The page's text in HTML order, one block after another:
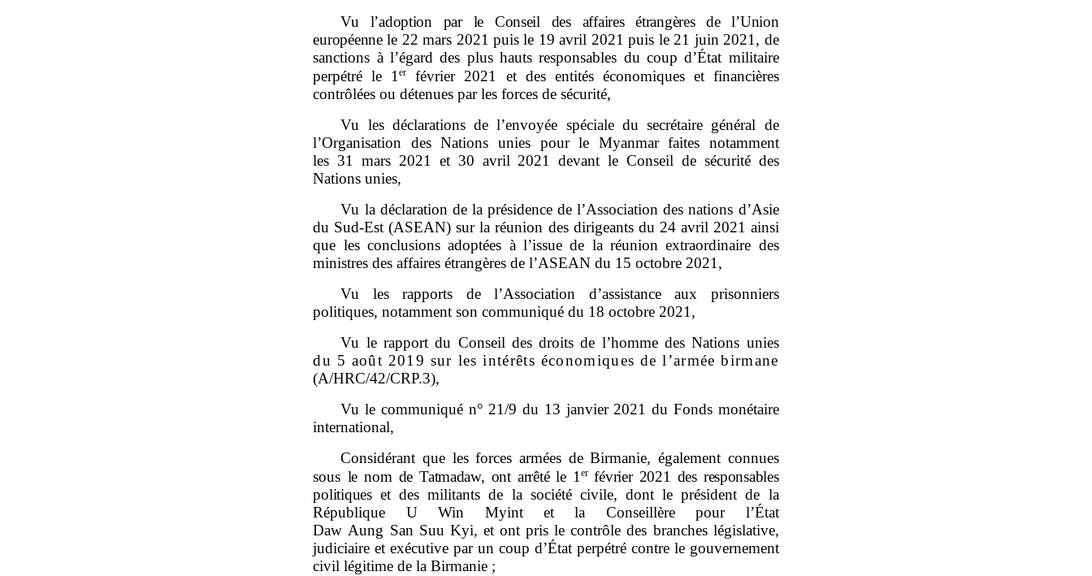
Vu l’adoption par le Conseil des affaires étrangères de l’Union
européennele 22 mars 2021 puis le 19 avril 2021 puis le 21 juin 2021, de
sanctions à l’égard des plus hauts responsables du coup d’État militaire
perpétré le 1er
février 2021 et des entités économiques et financières
contrôlées ou détenues par les forces de sécurité,
Vu les déclarations de l’envoyée spéciale du secrétaire général de
l’Organisation des Nations unies pour le Myanmar faites notamment
les 31 mars 2021 et 30 avril 2021 devant le Conseil de sécurité des
Nations unies,
Vu la déclaration de la présidence de l’Association des nations d’Asie
du Sud‑Est (ASEAN) sur la réunion des dirigeants du 24 avril 2021 ainsi
que les conclusions adoptées à l’issue de la réunion extraordinaire des
ministres des affaires étrangères de l’ASEAN du 15 octobre 2021,
Vu les rapports de l’Association d’assistance aux prisonniers
politiques, notamment son communiqué du 18 octobre 2021,
Vu le rapport du Conseil des droits de l’homme des Nations unies
du 5 août 2019 sur les intérêts économiques de l’armée birmane
(A/HRC/42/CRP.3),
Vu le communiqué n° 21/9 du 13 janvier 2021 du Fonds monétaire
international,
Considérant que les forces armées de Birmanie, également connues
sous le nom de Tatmadaw, ont arrêté le 1er février 2021 des responsables
politiqueset des militants de la société civile, dont le président de la
République U Win Myint et la Conseillère pour l’État
Daw Aung San Suu Kyi, et ont pris le contrôle des branches législative,
judiciaire et exécutive par un coup d’État perpétré contre le gouvernement
civil légitime de la Birmanie ;